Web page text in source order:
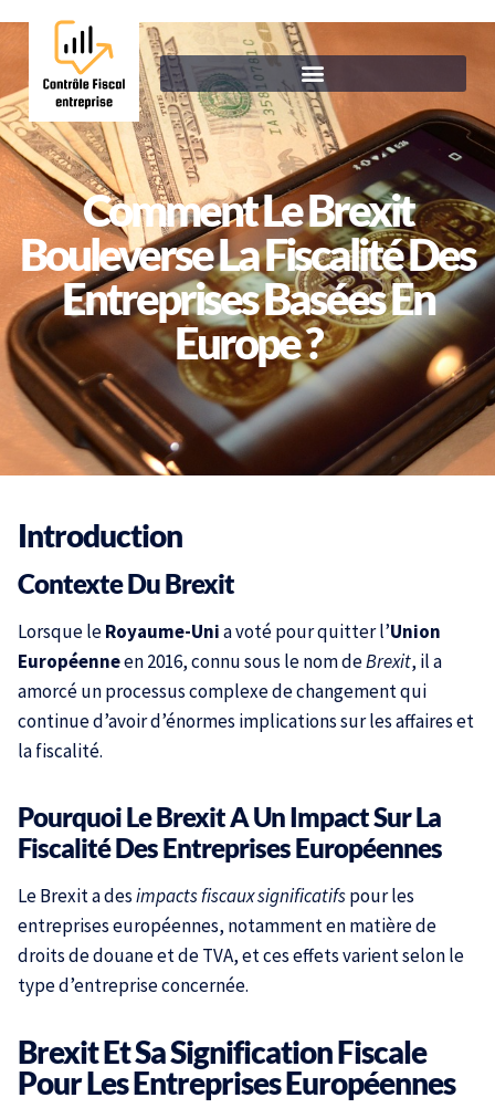
Comment Le Brexit
Bouleverse La Fiscalité Des
Entreprises Basées En
Europe ?
Introduction
Contexte Du Brexit
Lorsque leRoyaume-Unia voté pour quitter l’Union
Européenneen 2016, connu sous le nom deBrexit, il a
amorcé un processus complexe de changement qui
continue d’avoir d’énormes implications sur les affaires et
la fiscalité.
Pourquoi Le Brexit A Un Impact Sur La
Fiscalité Des Entreprises Européennes
Le Brexit a desimpacts fiscaux significatifspour les
entreprises européennes, notamment en matière de
droits de douane et de TVA, et ces effets varient selon le
type d’entreprise concernée.
Brexit Et Sa Signification Fiscale
Pour Les Entreprises Européennes